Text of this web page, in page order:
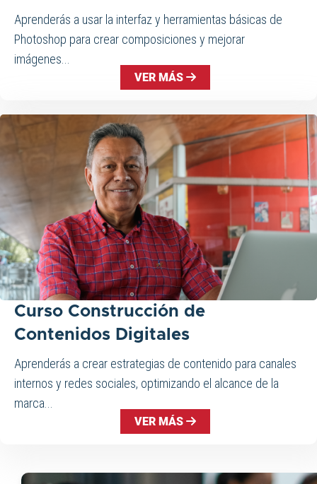
Aprenderás a usar la interfaz y herramientas básicas de
Photoshop para crear composiciones y mejorar
imágenes...
VER MÁS
Curso Construcción de
Contenidos Digitales
Aprenderás a crear estrategias de contenido para canales
internos y redes sociales, optimizando el alcance de la
marca...
VER MÁS